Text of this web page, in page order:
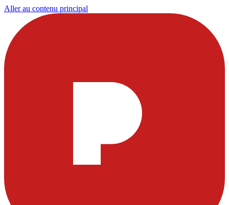
Aller au contenu principal